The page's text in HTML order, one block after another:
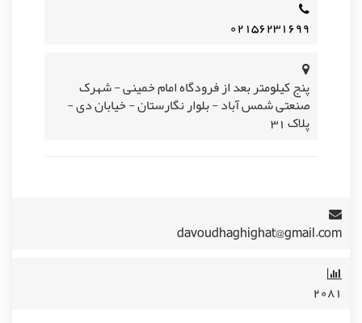
۰۲۱۵۶۲۳۱۶۹۹
پنج کیلومتر بعد از فرودگاه امام خمینی - شهرک
صنعتی شمس آباد - بلوار نگارستان - خیابان دی -
پلاک 31
davoudhaghighat@gmail.com
۲۰۸۱